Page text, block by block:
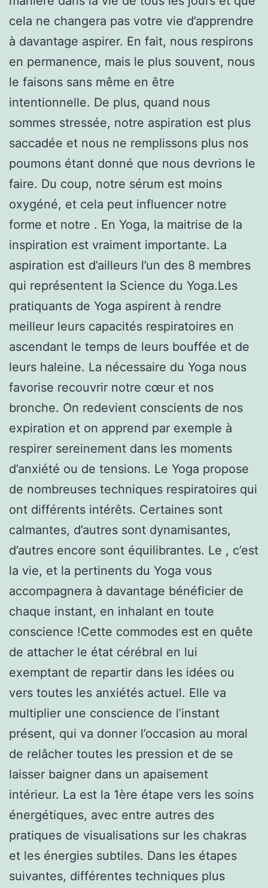
cela ne changera pas votre vie d’apprendre
à davantage aspirer. En fait, nous respirons
en permanence, mais le plus souvent, nous
le faisons sans même en être
intentionnelle. De plus, quand nous
sommes stressée, notre aspiration est plus
saccadée et nous ne remplissons plus nos
poumons étant donné que nous devrions le
faire. Du coup, notre sérum est moins
oxygéné, et cela peut influencer notre
forme et notre . En Yoga, la maitrise de la
inspiration est vraiment importante. La
aspiration est d’ailleurs l’un des 8 membres
qui représentent la Science du Yoga.Les
pratiquants de Yoga aspirent à rendre
meilleur leurs capacités respiratoires en
ascendant le temps de leurs bouffée et de
leurs haleine. La nécessaire du Yoga nous
favorise recouvrir notre cœur et nos
bronche. On redevient conscients de nos
expiration et on apprend par exemple à
respirer sereinement dans les moments
d’anxiété ou de tensions. Le Yoga propose
de nombreuses techniques respiratoires qui
ont différents intérêts. Certaines sont
calmantes, d’autres sont dynamisantes,
d’autres encore sont équilibrantes. Le , c’est
la vie, et la pertinents du Yoga vous
accompagnera à davantage bénéficier de
chaque instant, en inhalant en toute
conscience !Cette commodes est en quête
de attacher le état cérébral en lui
exemptant de repartir dans les idées ou
vers toutes les anxiétés actuel. Elle va
multiplier une conscience de l’instant
présent, qui va donner l’occasion au moral
de relâcher toutes les pression et de se
laisser baigner dans un apaisement
intérieur. La est la 1ère étape vers les soins
énergétiques, avec entre autres des
pratiques de visualisations sur les chakras
et les énergies subtiles. Dans les étapes
suivantes, différentes techniques plus